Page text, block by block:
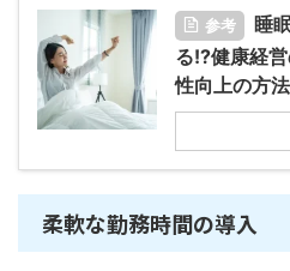
参考
睡
る!?健康経
性向上の方法
柔軟な勤務時間の導入